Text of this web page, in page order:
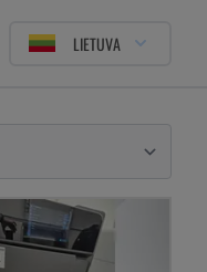
LIETUVA